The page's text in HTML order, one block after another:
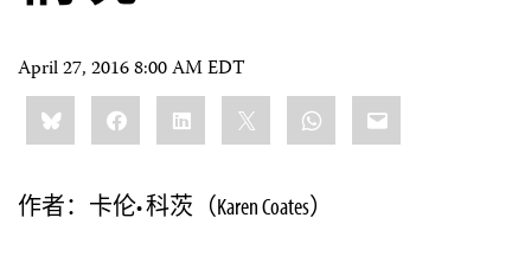
April 27, 2016 8:00 AM EDT
Share
this:BlueskyFacebookLinkedIn WhatsApp
Email
作者：卡伦• 科茨（Karen Coates）